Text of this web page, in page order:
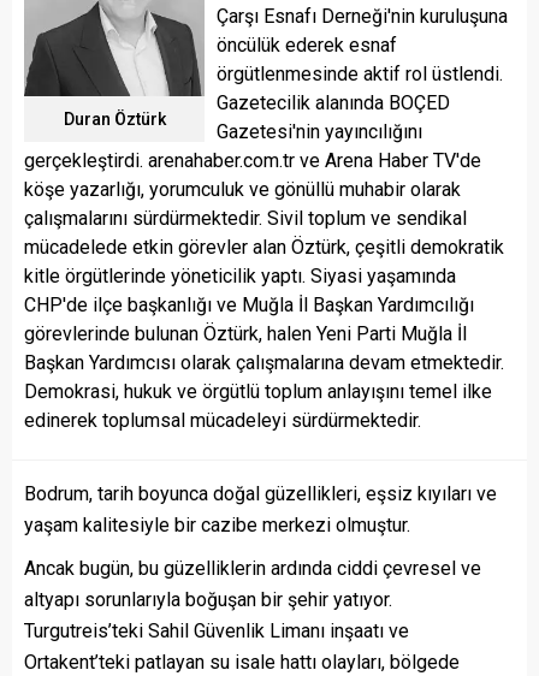
Duran Öztürk
Çarşı Esnafı Derneği'nin kuruluşuna
öncülük ederek esnaf
örgütlenmesinde aktif rol üstlendi.
Gazetecilik alanında BOÇED
Gazetesi'nin yayıncılığını
gerçekleştirdi. arenahaber.com.tr ve Arena Haber TV'de
köşe yazarlığı, yorumculuk ve gönüllü muhabir olarak
çalışmalarını sürdürmektedir. Sivil toplum ve sendikal
mücadelede etkin görevler alan Öztürk, çeşitli demokratik
kitle örgütlerinde yöneticilik yaptı. Siyasi yaşamında
CHP'de ilçe başkanlığı ve Muğla İl Başkan Yardımcılığı
görevlerinde bulunan Öztürk, halen Yeni Parti Muğla İl
Başkan Yardımcısı olarak çalışmalarına devam etmektedir.
Demokrasi, hukuk ve örgütlü toplum anlayışını temel ilke
edinerek toplumsal mücadeleyi sürdürmektedir.
Bodrum, tarih boyunca doğal güzellikleri, eşsiz kıyıları ve
yaşam kalitesiyle bir cazibe merkezi olmuştur.
Ancak bugün, bu güzelliklerin ardında ciddi çevresel ve
altyapı sorunlarıyla boğuşan bir şehir yatıyor.
Turgutreis’teki Sahil Güvenlik Limanı inşaatı ve
Ortakent’teki patlayan su isale hattı olayları, bölgede